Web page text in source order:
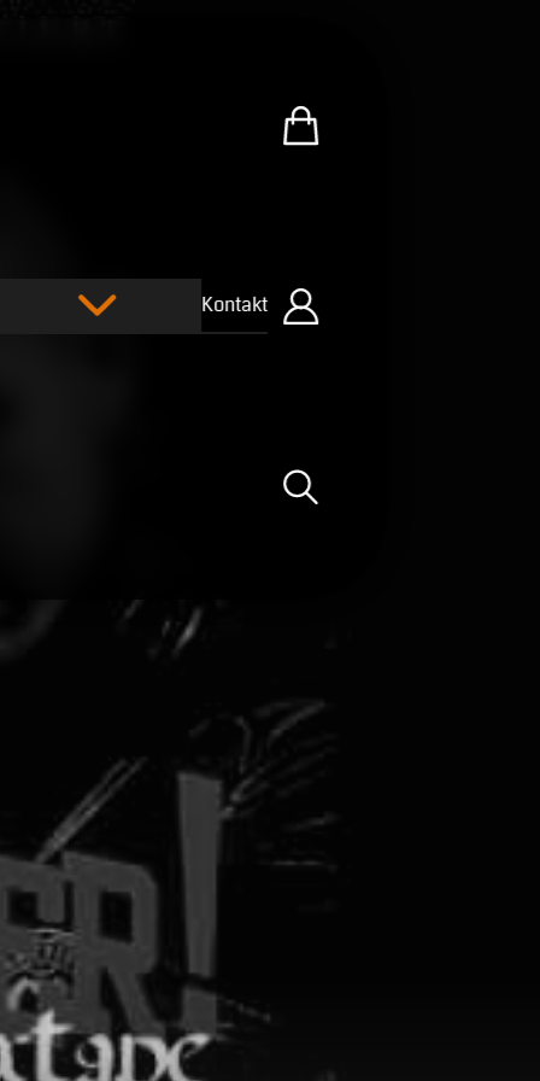
Kontakt
Zum U.R.B-Merchandise-
Einloggen
Suche öffnen